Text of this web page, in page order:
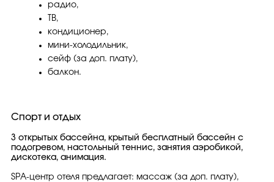
радио,
ТВ,
кондиционер,
мини-холодильник,
сейф (за доп. плату),
балкон.
Спорт и отдых
3 открытых бассейна, крытый бесплатный бассейн с
подогревом, настольный теннис, занятия аэробикой,
дискотека, анимация.
SPA-центр отеля предлагает: массаж (за доп. плату),